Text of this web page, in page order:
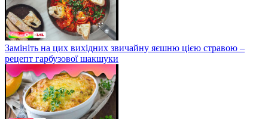
Замініть на цих вихідних звичайну яєшню цією стравою –
рецепт гарбузової шакшуки